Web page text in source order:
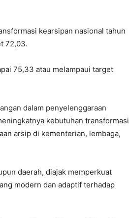
kearsipan nasional tahun
72,03.
75,33 atau melampaui target
dalam penyelenggaraan
kebutuhan transformasi
arsip di kementerian, lembaga,
daerah, diajak memperkuat
modern dan adaptif terhadap